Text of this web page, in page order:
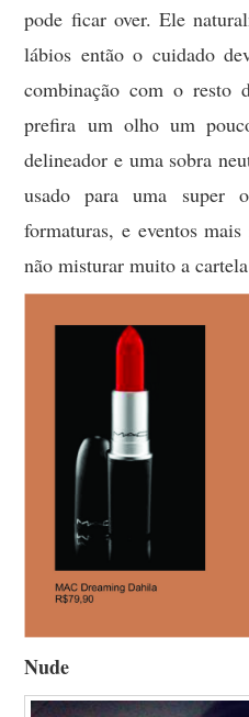
pode ficar over. Ele
lábios então o cuidado
combinação com o resto
prefira um olho um
delineador e uma sobra
usado para uma super
formaturas, e eventos
não misturar muito a
Nude